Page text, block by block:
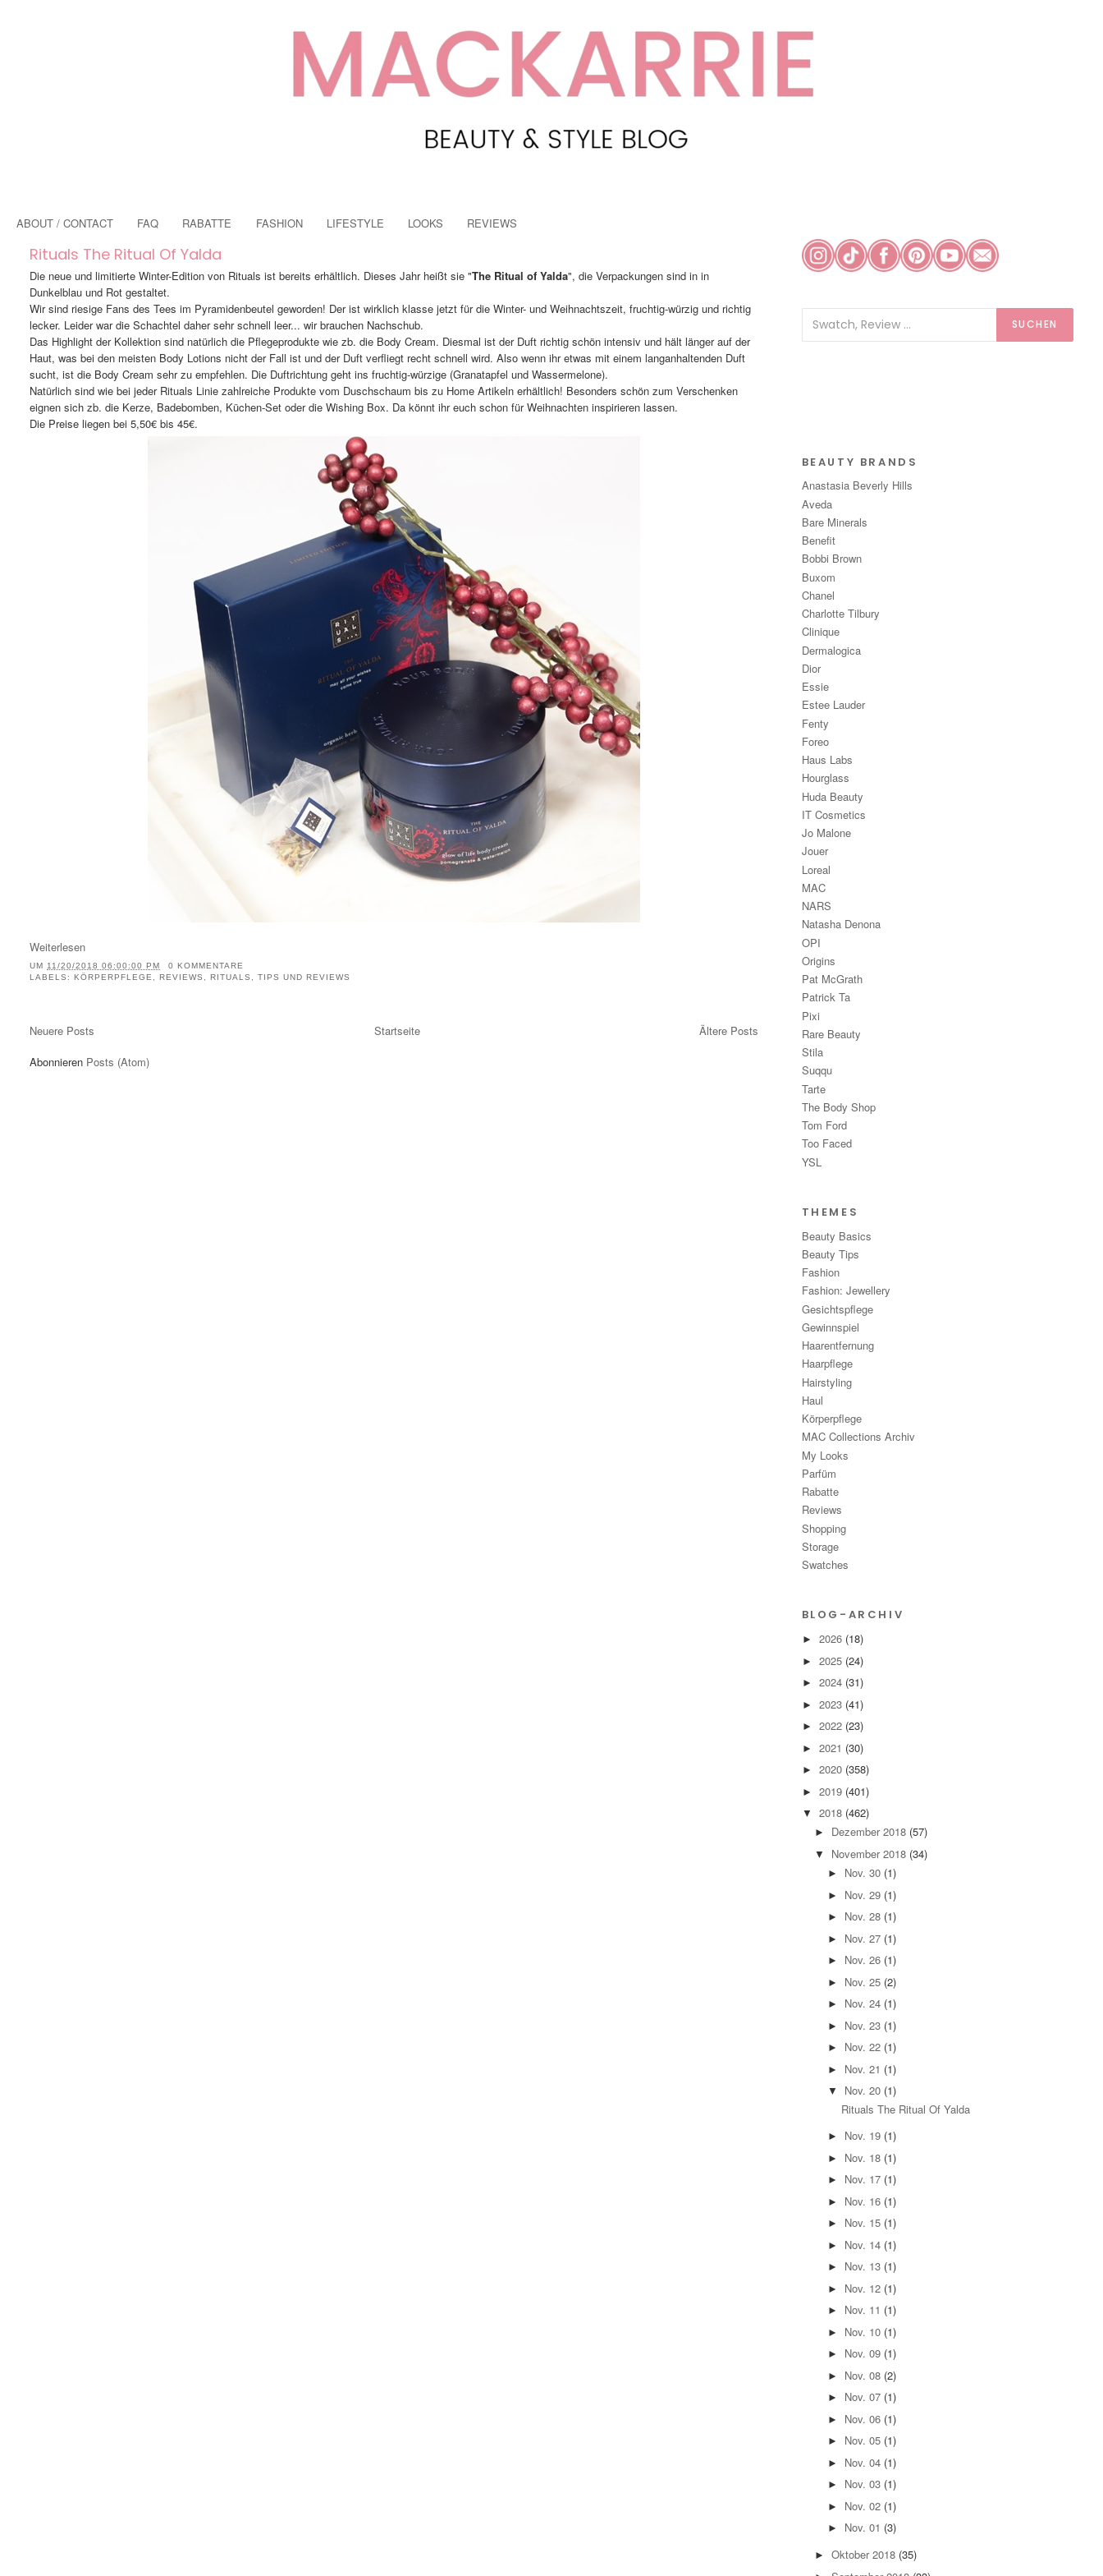
ABOUT / CONTACT FAQ RABATTE FASHION LIFESTYLE LOOKS REVIEWS
Rituals The Ritual Of Yalda
Die neue und limitierte Winter-Edition von Rituals ist bereits erhältlich. Dieses Jahr heißt sie "The Ritual of Yalda", die Verpackungen sind in in
Dunkelblau und Rot gestaltet.
Wir sind riesige Fans des Tees im Pyramidenbeutel geworden! Der ist wirklich klasse jetzt für die Winter- und Weihnachtszeit, fruchtig-würzig und richtig
lecker. Leider war die Schachtel daher sehr schnell leer... wir brauchen Nachschub.
Das Highlight der Kollektion sind natürlich die Pflegeprodukte wie zb. die Body Cream. Diesmal ist der Duft richtig schön intensiv und hält länger auf der
Haut, was bei den meisten Body Lotions nicht der Fall ist und der Duft verfliegt recht schnell wird. Also wenn ihr etwas mit einem langanhaltenden Duft
sucht, ist die Body Cream sehr zu empfehlen. Die Duftrichtung geht ins fruchtig-würzige (Granatapfel und Wassermelone).
Natürlich sind wie bei jeder Rituals Linie zahlreiche Produkte vom Duschschaum bis zu Home Artikeln erhältlich! Besonders schön zum Verschenken
eignen sich zb. die Kerze, Badebomben, Küchen-Set oder die Wishing Box. Da könnt ihr euch schon für Weihnachten inspirieren lassen.
Die Preise liegen bei 5,50€ bis 45€.
Weiterlesen
UM11/20/2018 06:00:00 PM
0 KOMMENTARE
LABELS:KÖRPERPFLEGE,REVIEWS ,RITUALS ,TIPS UND REVIEWS
Neuere Posts Ältere Posts
Startseite
Abonnieren Posts (Atom)
SUCHEN
BEAUTY BRANDS
Anastasia Beverly Hills
Aveda
Bare Minerals
Benefit
Bobbi Brown
Buxom
Chanel
Charlotte Tilbury
Clinique
Dermalogica
Dior
Essie
Estee Lauder
Fenty
Foreo
Haus Labs
Hourglass
Huda Beauty
IT Cosmetics
Jo Malone
Jouer
Loreal
MAC
NARS
Natasha Denona
OPI
Origins
Pat McGrath
Patrick Ta
Pixi
Rare Beauty
Stila
Suqqu
Tarte
The Body Shop
Tom Ford
Too Faced
YSL
THEMES
Beauty Basics
Beauty Tips
Fashion
Fashion: Jewellery
Gesichtspflege
Gewinnspiel
Haarentfernung
Haarpflege
Hairstyling
Haul
Körperpflege
MAC Collections Archiv
My Looks
Parfüm
Rabatte
Reviews
Shopping
Storage
Swatches
BLOG-ARCHIV
► 2026 (18)
► 2025 (24)
► 2024 (31)
► 2023 (41)
► 2022 (23)
► 2021 (30)
► 2020 (358)
► 2019 (401)
▼ 2018 (462)
► Dezember 2018 (57)
▼ November 2018 (34)
► Nov. 30 (1)
► Nov. 29 (1)
► Nov. 28 (1)
► Nov. 27 (1)
► Nov. 26 (1)
► Nov. 25 (2)
► Nov. 24 (1)
► Nov. 23 (1)
► Nov. 22 (1)
► Nov. 21 (1)
▼ Nov. 20 (1)
Rituals The Ritual Of Yalda
► Nov. 19 (1)
► Nov. 18 (1)
► Nov. 17 (1)
► Nov. 16 (1)
► Nov. 15 (1)
► Nov. 14 (1)
► Nov. 13 (1)
► Nov. 12 (1)
► Nov. 11 (1)
► Nov. 10 (1)
► Nov. 09 (1)
► Nov. 08 (2)
► Nov. 07 (1)
► Nov. 06 (1)
► Nov. 05 (1)
► Nov. 04 (1)
► Nov. 03 (1)
► Nov. 02 (1)
► Nov. 01 (3)
►Oktober 2018 (35)